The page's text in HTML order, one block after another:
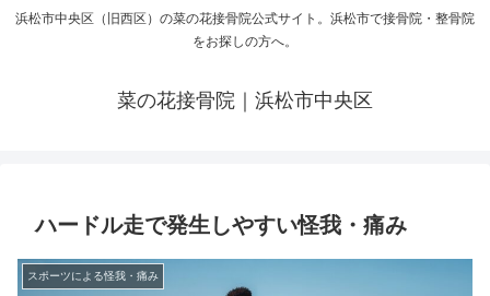
浜松市中央区（旧西区）の菜の花接骨院公式サイト。浜松市で接骨院・整骨院
をお探しの方へ。
菜の花接骨院｜浜松市中央区
ハードル走で発生しやすい怪我・痛み
スポーツによる怪我・痛み